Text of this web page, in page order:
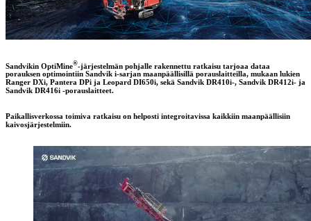
Sandvikin OptiMine®-järjestelmän pohjalle rakennettu ratkaisu tarjoaa dataa
porauksen optimointiin Sandvik i-sarjan maanpäällisillä porauslaitteilla, mukaan lukien
Ranger DXi, Pantera DPi ja Leopard DI650i, sekä Sandvik DR410i-, Sandvik DR412i- ja
Sandvik DR416i -porauslaitteet.
Paikallisverkossa toimiva ratkaisu on helposti integroitavissa kaikkiin maanpäällisiin
kaivosjärjestelmiin.